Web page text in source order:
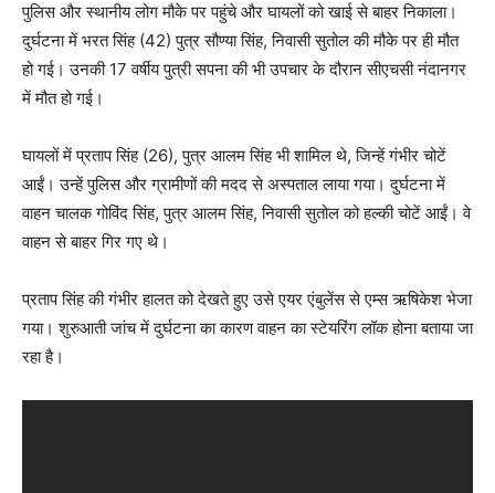
पुलिस और स्थानीय लोग मौके पर पहुंचे और घायलों को खाई से बाहर निकाला।
दुर्घटना में भरत सिंह (42) पुत्र सौण्या सिंह, निवासी सुतोल की मौके पर ही मौत
हो गई। उनकी 17 वर्षीय पुत्री सपना की भी उपचार के दौरान सीएचसी नंदानगर
में मौत हो गई।
घायलों में प्रताप सिंह (26), पुत्र आलम सिंह भी शामिल थे, जिन्हें गंभीर चोटें
आईं। उन्हें पुलिस और ग्रामीणों की मदद से अस्पताल लाया गया। दुर्घटना में
वाहन चालक गोविंद सिंह, पुत्र आलम सिंह, निवासी सुतोल को हल्की चोटें आईं। वे
वाहन से बाहर गिर गए थे।
प्रताप सिंह की गंभीर हालत को देखते हुए उसे एयर एंबुलेंस से एम्स ऋषिकेश भेजा
गया। शुरुआती जांच में दुर्घटना का कारण वाहन का स्टेयरिंग लॉक होना बताया जा
रहा है।